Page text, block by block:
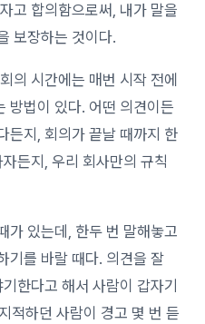
고 합의함으로써, 내가 말을
보장하는 것이다.
의 시간에는 매번 시작 전에
방법이 있다. 어떤 의견이든
든지, 회의가 끝날 때까지 한
든지, 우리 회사만의 규칙
가 있는데, 한두 번 말해놓고
기를 바랄 때다. 의견을 잘
한다고 해서 사람이 갑자기
적하던 사람이 경고 몇 번 듣